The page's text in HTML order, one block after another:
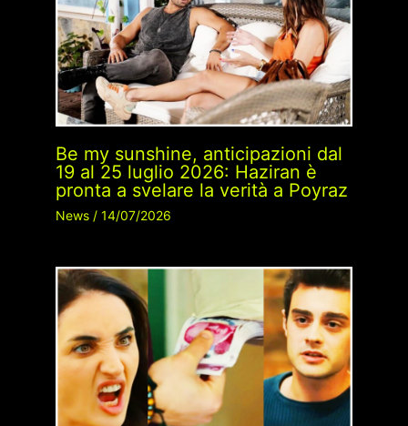
Be my sunshine, anticipazioni dal
19 al 25 luglio 2026: Haziran è
pronta a svelare la verità a Poyraz
News/ 14/07/2026